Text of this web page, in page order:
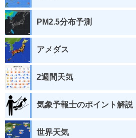
PM2.5分布予測
アメダス
2週間天気
気象予報士のポイント解説
世界天気